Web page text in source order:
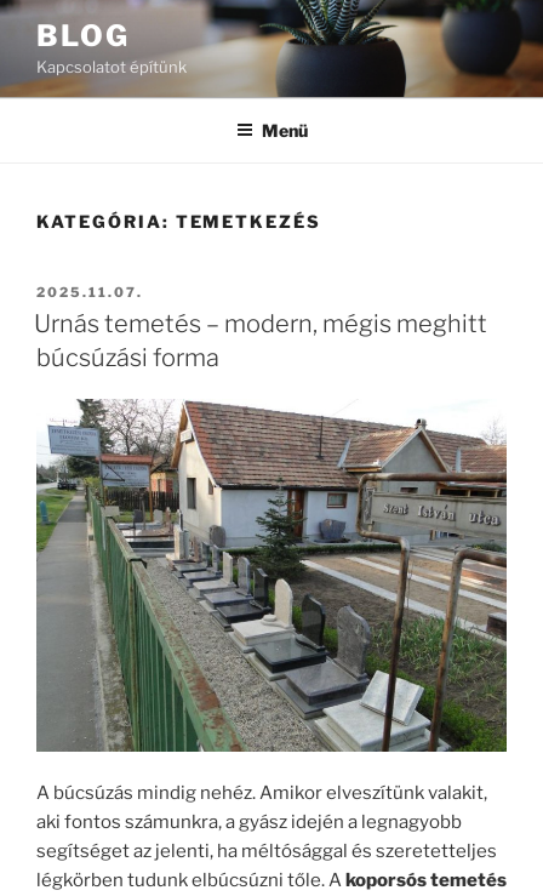
Tartalomhoz
BLOG
Kapcsolatot építünk
Menü
KATEGÓRIA: TEMETKEZÉS
BEKÜLDVE:
2025.11.07.
Urnás temetés – modern, mégis meghitt
búcsúzási forma
A búcsúzás mindig nehéz. Amikor elveszítünk valakit,
aki fontos számunkra, a gyász idején a legnagyobb
segítséget az jelenti, ha méltósággal és szeretetteljes
légkörben tudunk elbúcsúzni tőle. Akoporsós temetés